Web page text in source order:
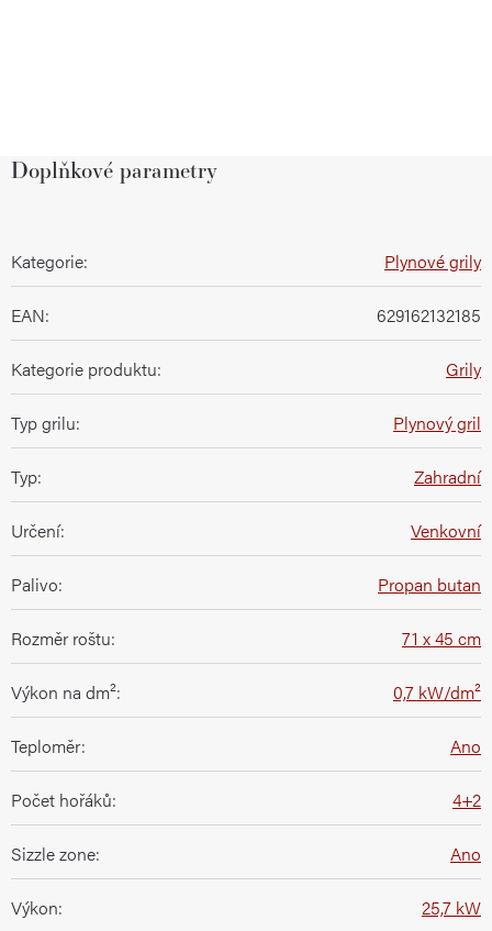
Doplňkové parametry
Kategorie: Plynové grily
EAN: 629162132185
Kategorie produktu: Grily
Typ grilu: Plynový gril
Typ: Zahradní
Určení: Venkovní
Palivo: Propan butan
Rozměr roštu: 71 x 45 cm
Výkon na dm²: 0,7 kW/dm²
Teploměr: Ano
Počet hořáků: 4+2
Sizzle zone: Ano
Výkon: 25,7 kW